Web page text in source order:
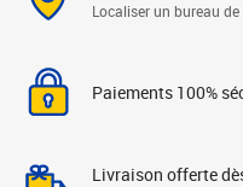
Localiser un bureau
Paiements 100%
Livraison offerte